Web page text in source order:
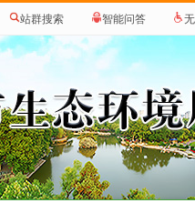
站群搜索 智能问答